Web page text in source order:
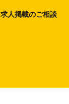
求人掲載のご相談